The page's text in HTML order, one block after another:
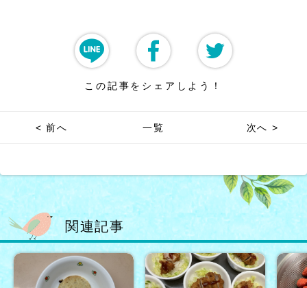
この記事をシェアしよう！
< 前へ 一覧 次へ >
関連記事